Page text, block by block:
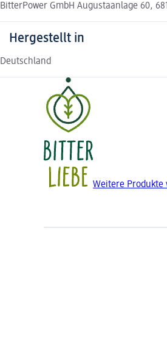
BitterPower GmbH Augustaanlage 60,
Hergestellt in
Deutschland
Weitere Produkte